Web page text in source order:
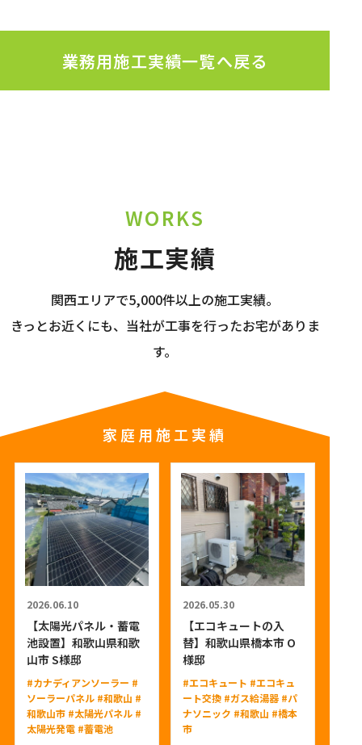
業務用施工実績一覧へ戻る
WORKS
施工実績
関西エリアで5,000件以上の施工実績。
きっとお近くにも、当社が工事を行ったお宅がありま
す。
家庭用施工実績
2026.06.10
【太陽光パネル・蓄電
池設置】和歌山県和歌
山市 S様邸
#カナディアンソーラー #
ソーラーパネル #和歌山 #
和歌山市 #太陽光パネル #
太陽光発電 #蓄電池
2026.05.30
【エコキュートの入
替】和歌山県橋本市 O
様邸
#エコキュート #エコキュ
ート交換 #ガス給湯器 #パ
ナソニック #和歌山 #橋本
市